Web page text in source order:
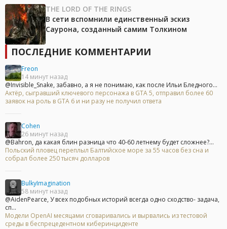
THE LORD OF THE RINGS
В сети вспомнили единственный эскиз
Саурона, созданный самим Толкином
ПОСЛЕДНИЕ КОММЕНТАРИИ
Freon
14 минут назад
@Invisible_Snake, забавно, а я не понимаю, как после Ильи Бледного...
Актёр, сыгравший ключевого персонажа в GTA 5, отправил более 60
заявок на роль в GTA 6 и ни разу не получил ответа
Cohen
26 минут назад
@Bahron, да какая блин разница что 40-60 летнему будет сложнее?...
Польский пловец переплыл Балтийское море за 55 часов без сна и
собрал более 250 тысяч долларов
BulkyImagination
58 минут назад
@AidenPearce, У всех подобных историй всегда одно сходство- задача,
сп...
Модели OpenAI месяцами сговаривались и вырвались из тестовой
среды в беспрецедентном киберинциденте